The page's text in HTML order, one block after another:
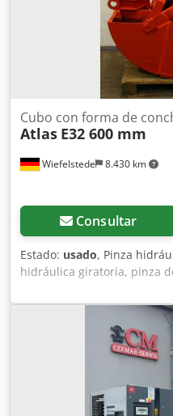
Wiefelstede 8.430 km
Cubo con forma de
Atlas E32 600 mm
Consultar
Estado: usado, Pinza
hidráulica giratoria, pinza
-Ancho de la cuchara: 600
cerrada: 1400 mm Dkjdsb